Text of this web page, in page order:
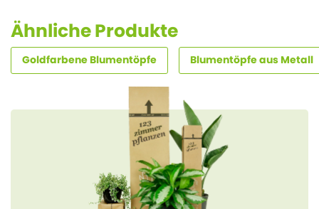
Ähnliche Produkte
Goldfarbene Blumentöpfe Blumentöpfe aus Metall